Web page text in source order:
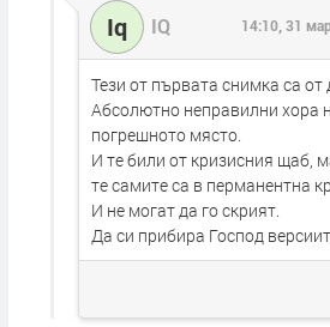
Iq IQ 14:10, 31
Тези от първата снимка са от
Абсолютно неправилни хора
погрешното място.
И те били от кризисния щаб,
те самите са в перманентна
И не могат да го скрият.
Да си прибира Господ